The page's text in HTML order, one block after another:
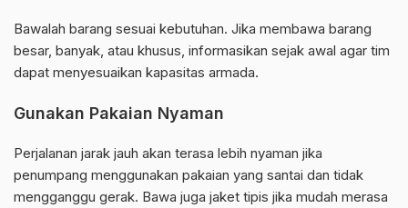
Bawalah barang sesuai kebutuhan. Jika membawa barang
besar, banyak, atau khusus, informasikan sejak awal agar tim
dapat menyesuaikan kapasitas armada.
Gunakan Pakaian Nyaman
Perjalanan jarak jauh akan terasa lebih nyaman jika
penumpang menggunakan pakaian yang santai dan tidak
mengganggu gerak. Bawa juga jaket tipis jika mudah merasa